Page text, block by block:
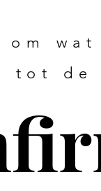
tot de